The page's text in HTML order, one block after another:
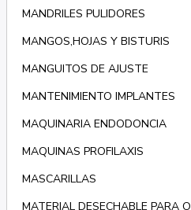
MANDRILES PULIDORES
MANGOS,HOJAS Y BISTURIS
MANGUITOS DE AJUSTE
MANTENIMIENTO IMPLANTES
MAQUINARIA ENDODONCIA
MAQUINAS PROFILAXIS
MASCARILLAS
MATERIAL DESECHABLE PARA